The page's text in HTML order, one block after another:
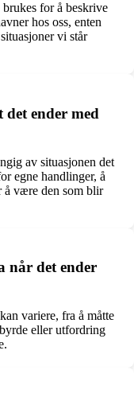
for å beskrive
hos oss, enten
vi står
ender med
av situasjonen det
egne handlinger, å
å være den som blir
når det ender
variere, fra å måtte
eller utfordring